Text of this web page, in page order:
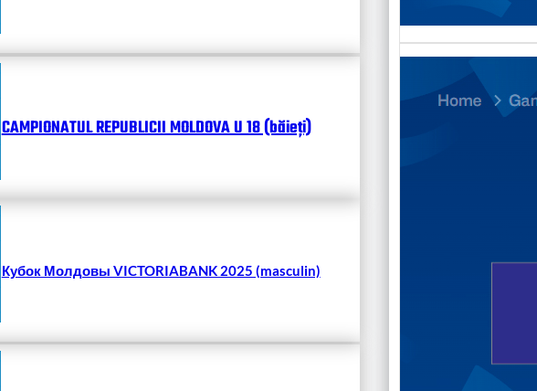
CAMPIONATUL REPUBLICII MOLDOVA U 18 (băieți)
Кубок Молдовы VICTORIABANK 2025 (masculin)